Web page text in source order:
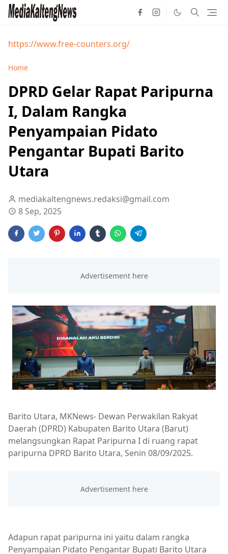
https://www.free-counters.org/
Home
DPRD Gelar Rapat Paripurna
I, Dalam Rangka
Penyampaian Pidato
Pengantar Bupati Barito
Utara
mediakaltengnews.redaksi@gmail.com
8 Sep, 2025
Barito Utara, MKNews- Dewan Perwakilan Rakyat
Daerah (DPRD) Kabupaten Barito Utara (Barut)
melangsungkan Rapat Paripurna I di ruang rapat
paripurna DPRD Barito Utara, Senin 08/09/2025.
Adapun rapat paripurna ini yaitu dalam rangka
Penyampaian Pidato Pengantar Bupati Barito Utara